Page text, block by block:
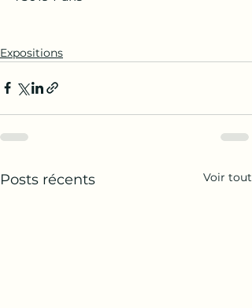
Expositions
Posts récents Voir tout